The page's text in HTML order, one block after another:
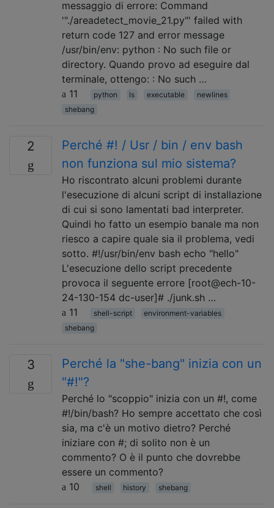
messaggio di errore: Command
'"./areadetect_movie_21.py"' failed with
return code 127 and error message
/usr/bin/env: python : No such file or
directory. Quando provo ad eseguire dal
terminale, ottengo: : No such …
11
python ls executable
newlines
shebang
2
Perché #! / Usr / bin / env bash
non funziona sul mio sistema?
Ho riscontrato alcuni problemi durante
l'esecuzione di alcuni script di installazione
di cui si sono lamentati bad interpreter.
Quindi ho fatto un esempio banale ma non
riesco a capire quale sia il problema, vedi
sotto. #!/usr/bin/env bash echo "hello"
L'esecuzione dello script precedente
provoca il seguente errore [root@ech-10-
24-130-154 dc-user]# ./junk.sh …
11
shell-script
environment-variables
shebang
3
Perché la "she-bang" inizia con un
"#!"?
Perché lo "scoppio" inizia con un #!, come
#!/bin/bash? Ho sempre accettato che così
sia, ma c'è un motivo dietro? Perché
iniziare con #; di solito non è un
commento? O è il punto che dovrebbe
essere un commento?
10
shell history shebang